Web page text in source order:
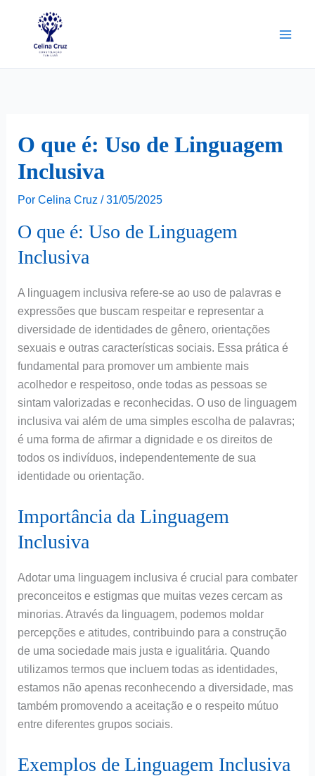
O que é: Uso de Linguagem
Inclusiva
Por Celina Cruz / 31/05/2025
O que é: Uso de Linguagem
Inclusiva
A linguagem inclusiva refere-se ao uso de palavras e
expressões que buscam respeitar e representar a
diversidade de identidades de gênero, orientações
sexuais e outras características sociais. Essa prática é
fundamental para promover um ambiente mais
acolhedor e respeitoso, onde todas as pessoas se
sintam valorizadas e reconhecidas. O uso de linguagem
inclusiva vai além de uma simples escolha de palavras;
é uma forma de afirmar a dignidade e os direitos de
todos os indivíduos, independentemente de sua
identidade ou orientação.
Importância da Linguagem
Inclusiva
Adotar uma linguagem inclusiva é crucial para combater
preconceitos e estigmas que muitas vezes cercam as
minorias. Através da linguagem, podemos moldar
percepções e atitudes, contribuindo para a construção
de uma sociedade mais justa e igualitária. Quando
utilizamos termos que incluem todas as identidades,
estamos não apenas reconhecendo a diversidade, mas
também promovendo a aceitação e o respeito mútuo
entre diferentes grupos sociais.
Exemplos de Linguagem Inclusiva